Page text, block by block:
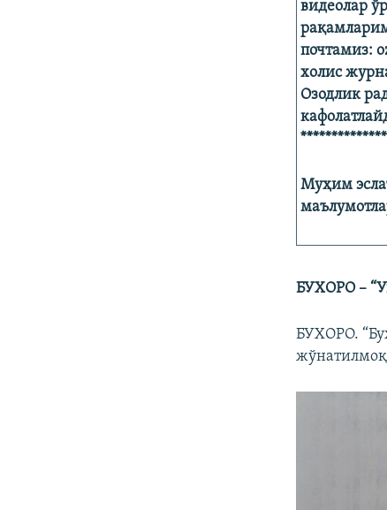
видеолар
почтамиз:
холис
Озодлик
Муҳим
БУХОРО –
БУХОРО.